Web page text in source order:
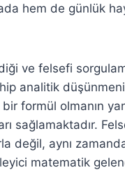
hem de günlük
ve felsefi
analitik
formül olmanın
sağlamaktadır.
değil, aynı
matematik